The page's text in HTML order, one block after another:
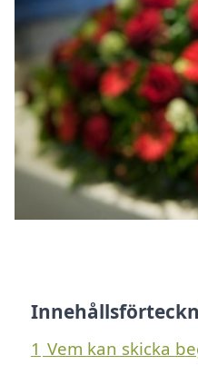
1 Vem kan skicka